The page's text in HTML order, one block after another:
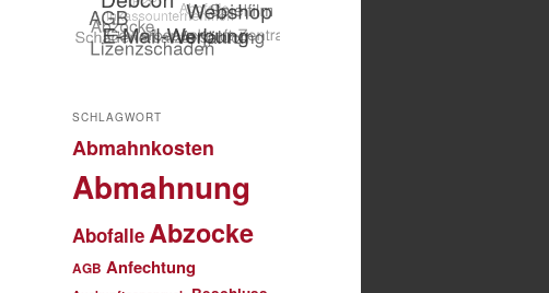
SCHLAGWORT
Abmahnkosten
Abmahnung
AbofalleAbzocke
AGB Anfechtung